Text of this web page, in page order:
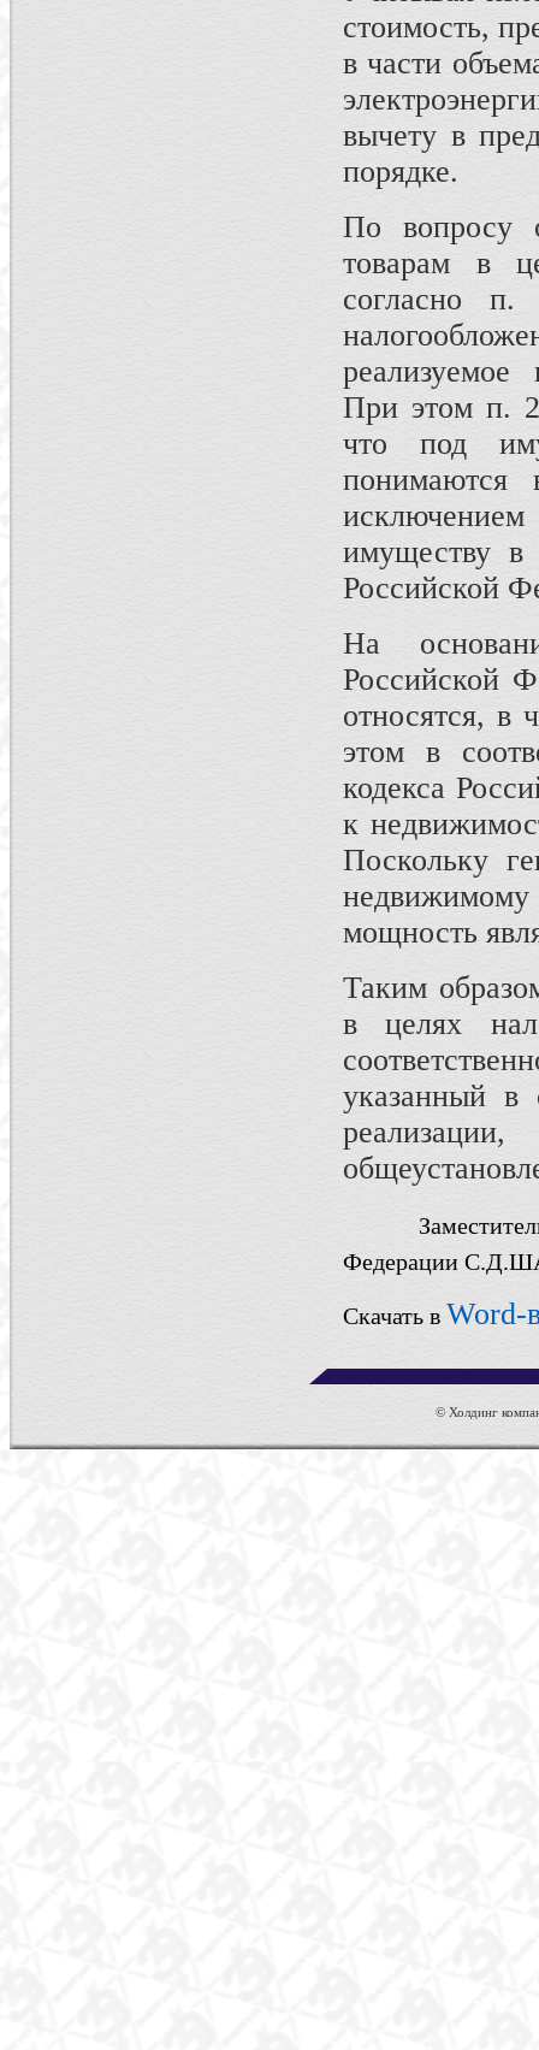
стоимость,
в части
вычету в
порядке.
По вопросу
товарам в
согласно
реализуемое
При этом п. 2
что под
понимаются
имуществу в
Российской
На
Российской
относятся, в
этом в
кодекса
к
Поскольку
мощность
Таким
в целях
указанный в
Федерации
Скачать в Word-
© Холдинг